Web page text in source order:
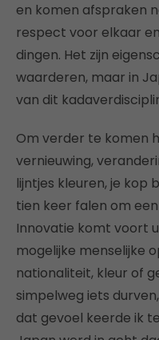
en komen afspraken
respect voor elkaar
dingen. Het zijn
waarderen, maar in
van dit
Om verder te komen
vernieuwing,
lijntjes kleuren, je kop
tien keer falen om
Innovatie komt voort
mogelijke menselijke
nationaliteit, kleur of
simpelweg iets
dat gevoel keerde ik